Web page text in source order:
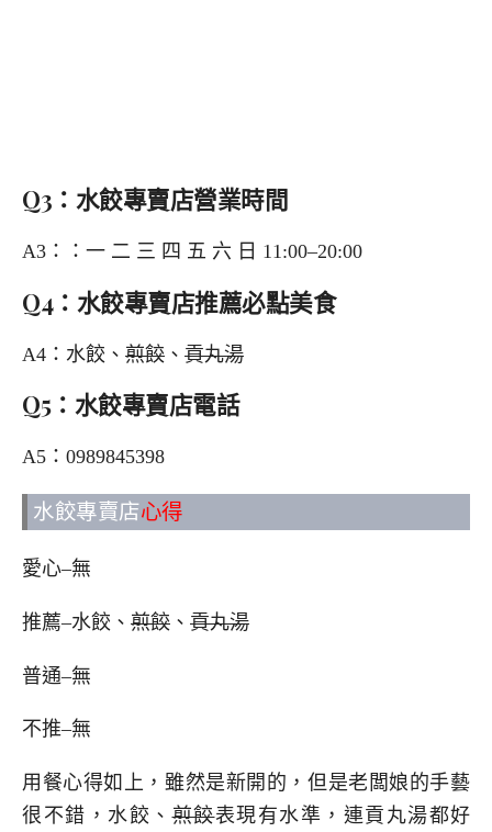
Q3：水餃專賣店營業時間
A3：：一 二 三 四 五 六 日 11:00–20:00
Q4：水餃專賣店推薦必點美食
A4：水餃、 煎餃 、 貢丸湯
Q5：水餃專賣店電話
A5：0989845398
水餃專賣店心得
愛心–無
推薦–水餃、 煎餃 、 貢丸湯
普通–無
不推–無
用餐心得如上，雖然是新開的，但是老闆娘的手藝
很不錯，水餃、煎餃表現有水準，連貢丸湯都好